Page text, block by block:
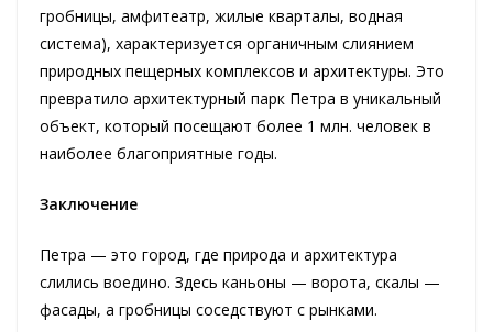
гробницы, амфитеатр, жилые кварталы, водная
система), характеризуется органичным слиянием
природных пещерных комплексов и архитектуры. Это
превратило архитектурный парк Петра в уникальный
объект, который посещают более 1 млн. человек в
наиболее благоприятные годы.
Заключение
Петра — это город, где природа и архитектура
слились воедино. Здесь каньоны — ворота, скалы —
фасады, а гробницы соседствуют с рынками.